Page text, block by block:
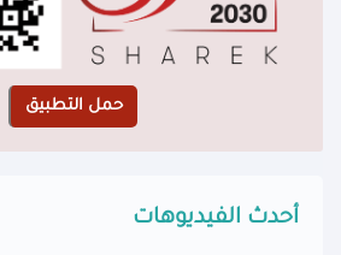
أحدث الفيديوهات